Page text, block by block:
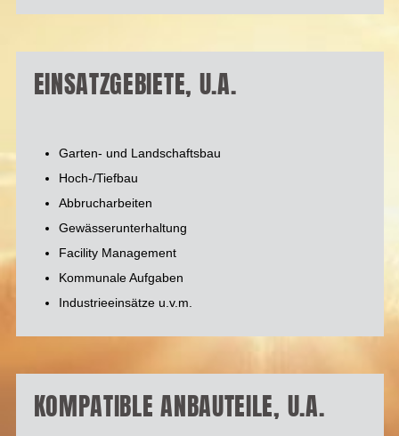
EINSATZGEBIETE, U.A.
Garten- und Landschaftsbau
Hoch-/Tiefbau
Abbrucharbeiten
Gewässerunterhaltung
Facility Management
Kommunale Aufgaben
Industrieeinsätze u.v.m.
KOMPATIBLE ANBAUTEILE, U.A.